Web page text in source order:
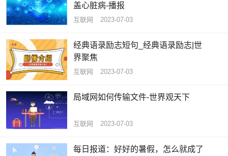
盖心脏病-播报
互联网 2023-07-03
经典语录励志短句_经典语录励志|世
界聚焦
互联网 2023-07-03
局域网如何传输文件-世界观天下
互联网 2023-07-03
每日报道：好好的暑假，怎么就成了